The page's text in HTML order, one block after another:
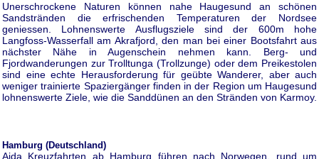
Unerschrockene Naturen können nahe Haugesund an schönen
Sandstränden die erfrischenden Temperaturen der Nordsee
geniessen. Lohnenswerte Ausflugsziele sind der 600m hohe
Langfoss-Wasserfall am Akrafjord, den man bei einer Bootsfahrt aus
nächster Nähe in Augenschein nehmen kann. Berg- und
Fjordwanderungen zur Trolltunga (Trollzunge) oder dem Preikestolen
sind eine echte Herausforderung für geübte Wanderer, aber auch
weniger trainierte Spaziergänger finden in der Region um Haugesund
lohnenswerte Ziele, wie die Sanddünen an den Stränden von Karmoy.
Hamburg (Deutschland)
Aida Kreuzfahrten ab Hamburg führen nach Norwegen, rund um